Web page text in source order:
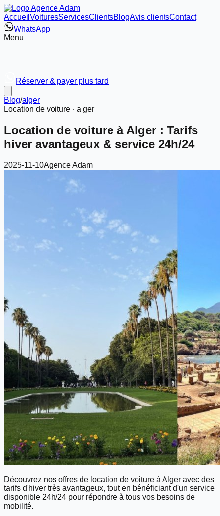
Accueil VoituresServicesClientsBlogAvis clientsContact
WhatsApp
Menu
Réserver & payer plus tard
Blog/alger
Location de voiture · alger
Location de voiture à Alger : Tarifs
hiver avantageux & service 24h/24
2025-11-10Agence Adam
Découvrez nos offres de location de voiture à Alger avec des
tarifs d'hiver très avantageux, tout en bénéficiant d'un service
disponible 24h/24 pour répondre à tous vos besoins de
mobilité.